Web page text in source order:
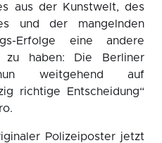
aus der Kunstwelt, des
und der mangelnden
Erfolge eine andere
zu haben: Die Berliner
weitgehend auf
richtige Entscheidung“
Polizeiposter jetzt